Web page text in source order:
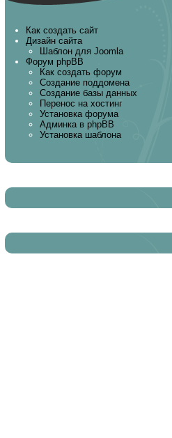
Как создать сайт
Дизайн сайта
Шаблон для Joomla
Форум phpBB
Как создать форум
Создание поддомена
Создание базы данных
Перенос на хостинг
Установка форума
Админка в phpBB
Установка шаблона